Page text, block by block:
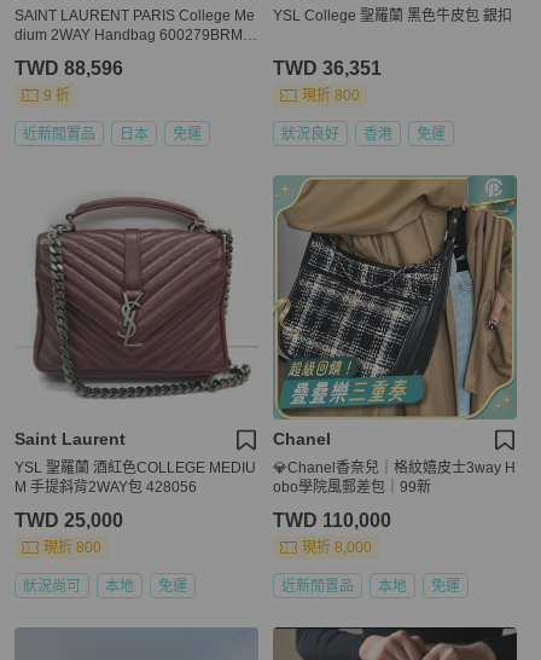
SAINT LAURENT PARIS College Me
dium 2WAY Handbag 600279BRM0
TWD 88,596
9 折
近新閒置品 日本 免運
YSL College 聖羅蘭 黑色牛皮包 銀扣
TWD 36,351
現折 800
狀況良好 香港 免運
Saint Laurent
YSL 聖羅蘭 酒紅色COLLEGE MEDIU
M 手提斜背2WAY包 428056
TWD 25,000
現折 800
狀況尚可 本地 免運
Chanel
💎Chanel香奈兒｜格紋嬉皮士3way H
obo學院風郵差包｜99新
TWD 110,000
現折 8,000
近新閒置品 本地 免運